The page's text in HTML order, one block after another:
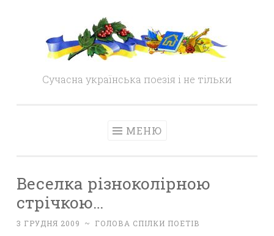
content
Сучасна українська поезія і не тільки
МЕНЮ
Веселка різноколірною
стрічкою…
3 ГРУДНЯ 2009 ~ ГОЛОВА СПІЛКИ ПОЕТІВ